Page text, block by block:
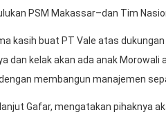
PSM Makassar–dan Tim
kasih buat PT Vale atas
dan kelak akan ada anak
membangun manajemen
Gafar, mengatakan pihaknya